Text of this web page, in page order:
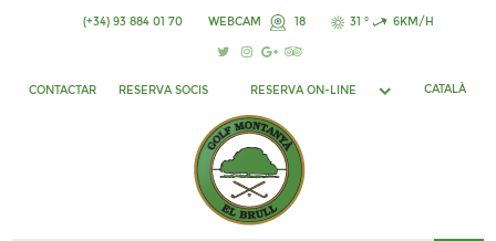
(+34) 93 884 01 70 WEBCAM 18 31 ° 6KM/H
CONTACTAR RESERVA SOCIS RESERVA ON-LINE CATALÀ